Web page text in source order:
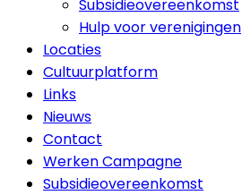
Subsidieovereenkomst
Hulp voor verenigingen
Locaties
Cultuurplatform
Links
Nieuws
Contact
Werken Campagne
Subsidieovereenkomst